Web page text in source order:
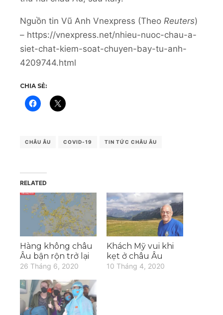
Nguồn tin Vũ Anh Vnexpress (Theo Reuters)
– https://vnexpress.net/nhieu-nuoc-chau-a-
siet-chat-kiem-soat-chuyen-bay-tu-anh-
4209744.html
CHIA SẺ:
CHÂU ÂU COVID-19 TIN TỨC CHÂU ÂU
RELATED
Hàng không châu
Âu bận rộn trở lại
26 Tháng 6, 2020
Khách Mỹ vui khi
kẹt ở châu Âu
10 Tháng 4, 2020